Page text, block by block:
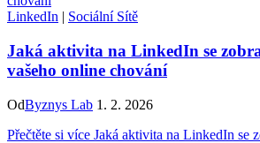
LinkedIn | Sociální Sítě
Jaká aktivita na LinkedIn se
vašeho online chování
OdByznys Lab 1. 2. 2026
Přečtěte si více Jaká aktivita na LinkedIn se